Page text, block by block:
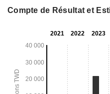
Corée du Sud, de la Chine
Compte de Résultat et